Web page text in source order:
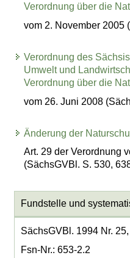
Verordnung über die
vom 2. November 2005
Verordnung des
Umwelt und
Verordnung über die
vom 26. Juni 2008
Änderung der
Art. 29 der Verordnung
(SächsGVBl. S. 530,
Fundstelle und
SächsGVBl. 1994 Nr.
Fsn-Nr.: 653-2.2